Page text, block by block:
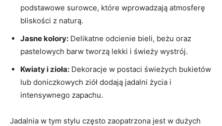
podstawowe surowce, które wprowadzają atmosferę
bliskości z naturą.
Jasne kolory: Delikatne odcienie‍ bieli, ‌beżu oraz
pastelowych barw tworzą lekki i świeży wystrój.
Kwiaty⁢ i zioła: ⁣Dekoracje w postaci świeżych ​bukietów
lub doniczkowych ziół ⁤dodają jadalni życia i ​
intensywnego zapachu.
Jadalnia w tym stylu‍ często zaopatrzona jest w dużych